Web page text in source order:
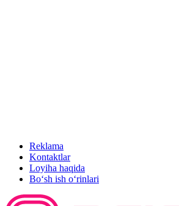
Reklama
Kontaktlar
Loyiha haqida
Bo‘sh ish o‘rinlari